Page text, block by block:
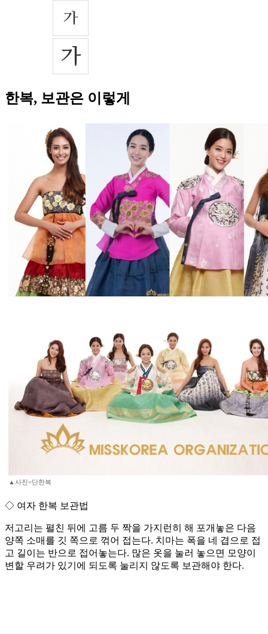
한복, 보관은 이렇게
▲사진=단한복
◇ 여자 한복 보관법
저고리는 펼친 뒤에 고름 두 짝을 가지런히 해 포개놓은 다음
양쪽 소매를 깃 쪽으로 꺾어 접는다. 치마는 폭을 네 겹으로 접
고 길이는 반으로 접어놓는다. 많은 옷을 눌러 놓으면 모양이
변할 우려가 있기에 되도록 눌리지 않도록 보관해야 한다.